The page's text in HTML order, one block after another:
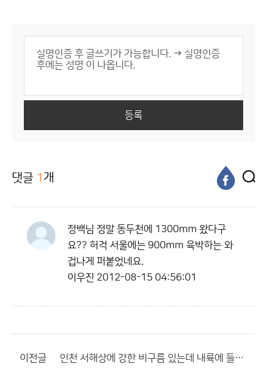
등록
댓글 1 개
정백님 정말 동두천에 1300mm 왔다구
요?? 허걱 서울에는 900mm 육박하는 와
겁나게 퍼붙었네요.
이우진 2012-08-15 04:56:01
이전글 인천 서해상에 강한 비구름 있는데 내륙에 들어오니깐 약해지네요??